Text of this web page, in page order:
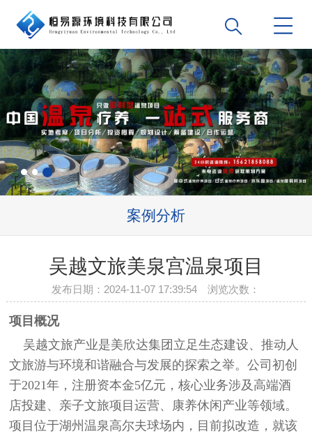
案例分析
吴越文旅美泉宫温泉项目
发布日期：2024-11-07 17:39:54 浏览次数：
项目概况
吴越文旅产业是美欣达集团立足生态建设、推动人
文旅游与环境和谐融合与发展的探索之举。公司初创
于2021年，注册资本金5亿元，核心业务涉及高端酒
店投建、亲子文旅项目运营、康养休闲产业等领域。
项目位于湖州温泉高尔夫球场内，目前拟改造，就该